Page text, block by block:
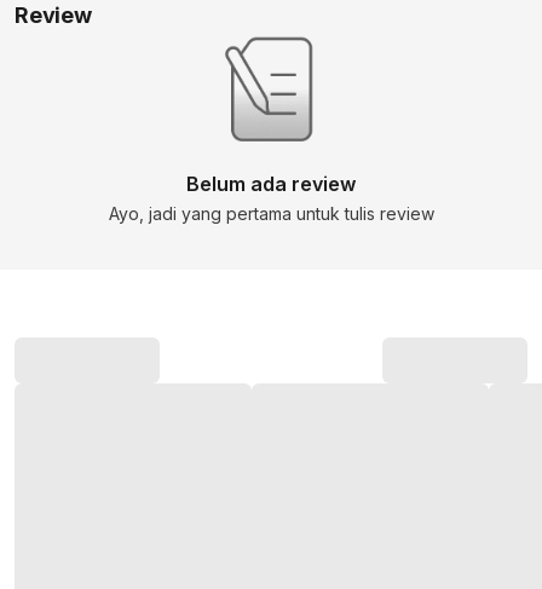
Review
Belum ada review
Ayo, jadi yang pertama untuk tulis review